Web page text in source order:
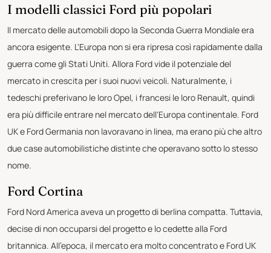
I modelli classici Ford più popolari
Il mercato delle automobili dopo la Seconda Guerra Mondiale era
ancora esigente. L'Europa non si era ripresa così rapidamente dalla
guerra come gli Stati Uniti. Allora Ford vide il potenziale del
mercato in crescita per i suoi nuovi veicoli. Naturalmente, i
tedeschi preferivano le loro Opel, i francesi le loro Renault, quindi
era più difficile entrare nel mercato dell'Europa continentale. Ford
UK e Ford Germania non lavoravano in linea, ma erano più che altro
due case automobilistiche distinte che operavano sotto lo stesso
nome.
Ford Cortina
Ford Nord America aveva un progetto di berlina compatta. Tuttavia,
decise di non occuparsi del progetto e lo cedette alla Ford
britannica. All'epoca, il mercato era molto concentrato e Ford UK